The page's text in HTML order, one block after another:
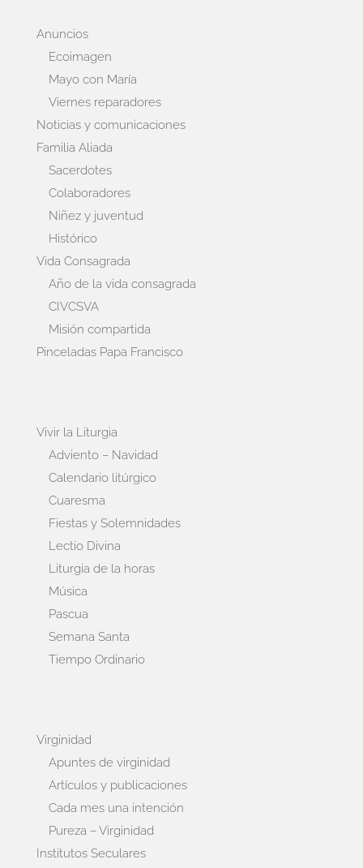
Anuncios
Ecoimagen
Mayo con María
Viernes reparadores
Noticias y comunicaciones
Familia Aliada
Sacerdotes
Colaboradores
Niñez y juventud
Histórico
Vida Consagrada
Año de la vida consagrada
CIVCSVA
Misión compartida
Pinceladas Papa Francisco
Vivir la Liturgia
Adviento – Navidad
Calendario litúrgico
Cuaresma
Fiestas y Solemnidades
Lectio Divina
Liturgia de la horas
Música
Pascua
Semana Santa
Tiempo Ordinario
Virginidad
Apuntes de virginidad
Artículos y publicaciones
Cada mes una intención
Pureza – Virginidad
Institutos Seculares